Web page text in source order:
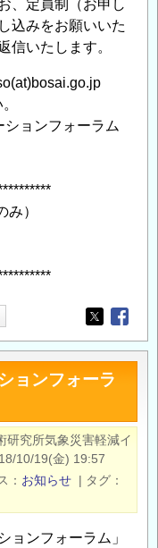
、定員制（お申し
込みをお願いいた
信いたします。
ョンフォーラム
）
Opens in
ョンフォーラ
研究所気象災害軽減イ
10/19(金) 19:57
お知らせ | タグ
ョンフォーラム」